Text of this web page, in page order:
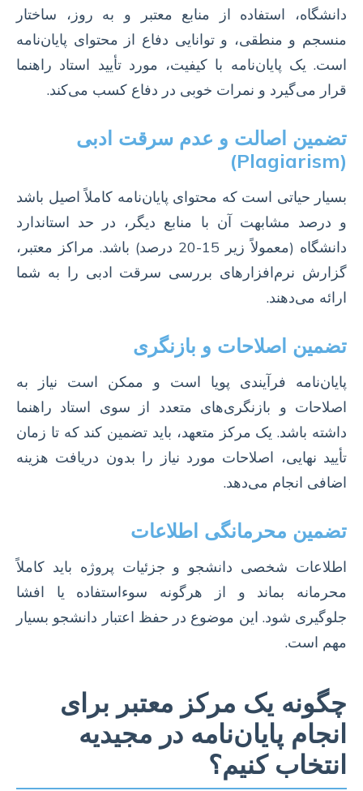
دانشگاه، استفاده از منابع معتبر و به روز، ساختار
منسجم و منطقی، و توانایی دفاع از محتوای پایان‌نامه
است. یک پایان‌نامه با کیفیت، مورد تأیید استاد راهنما
قرار می‌گیرد و نمرات خوبی در دفاع کسب می‌کند.
تضمین اصالت و عدم سرقت ادبی
(Plagiarism)
بسیار حیاتی است که محتوای پایان‌نامه کاملاً اصیل باشد
و درصد مشابهت آن با منابع دیگر، در حد استاندارد
دانشگاه (معمولاً زیر 15-20 درصد) باشد. مراکز معتبر،
گزارش نرم‌افزارهای بررسی سرقت ادبی را به شما
ارائه می‌دهند.
تضمین اصلاحات و بازنگری
پایان‌نامه فرآیندی پویا است و ممکن است نیاز به
اصلاحات و بازنگری‌های متعدد از سوی استاد راهنما
داشته باشد. یک مرکز متعهد، باید تضمین کند که تا زمان
تأیید نهایی، اصلاحات مورد نیاز را بدون دریافت هزینه
اضافی انجام می‌دهد.
تضمین محرمانگی اطلاعات
اطلاعات شخصی دانشجو و جزئیات پروژه باید کاملاً
محرمانه بماند و از هرگونه سوءاستفاده یا افشا
جلوگیری شود. این موضوع در حفظ اعتبار دانشجو بسیار
مهم است.
چگونه یک مرکز معتبر برای
انجام پایان‌نامه در مجیدیه
انتخاب کنیم؟